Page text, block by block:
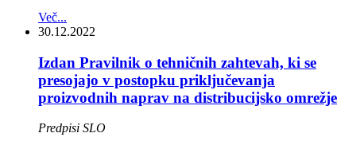
Več...
30.12.2022
Izdan Pravilnik o tehničnih zahtevah, ki se
presojajo v postopku priključevanja
proizvodnih naprav na distribucijsko omrežje
Predpisi SLO